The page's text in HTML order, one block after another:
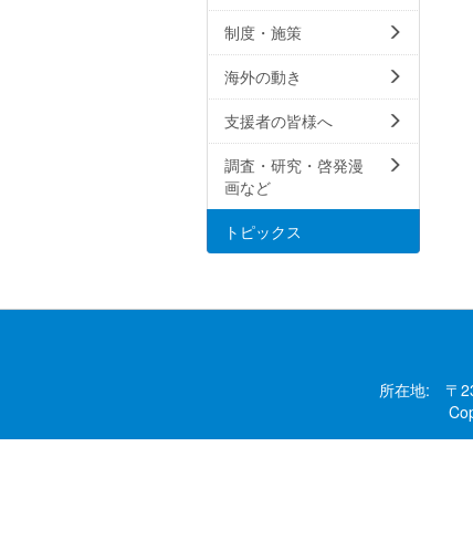
制度・施策
海外の動き
支援者の皆様へ
調査・研究・啓発漫
画など
トピックス
所在地: 〒